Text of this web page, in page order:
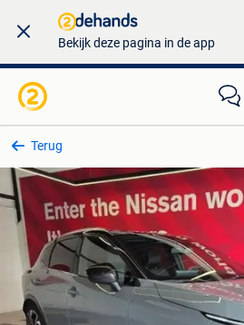
Bekijk deze pagina in de app
Terug